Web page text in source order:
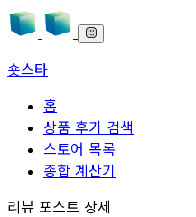
숏스타
홈
상품 후기 검색
스토어 목록
종합 계산기
본문으로 바로가기
리뷰 포스트 상세